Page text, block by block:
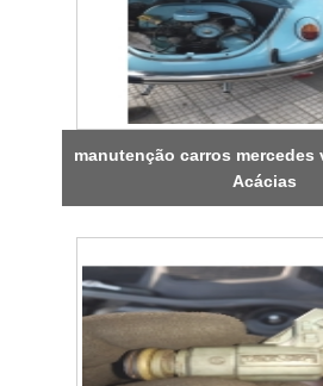
manutenção carros mercedes
Acácias